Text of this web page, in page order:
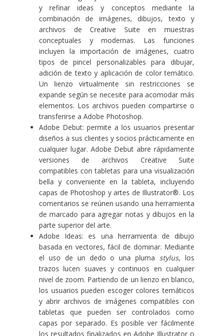
y refinar ideas y conceptos mediante la
combinación de imágenes, dibujos, texto y
archivos de Creative Suite en muestras
conceptuales y modernas. Las funciones
incluyen la importación de imágenes, cuatro
tipos de pincel personalizables para dibujar,
adición de texto y aplicación de color temático.
Un lienzo virtualmente sin restricciones se
expande según se necesite para acomodar más
elementos. Los archivos pueden compartirse o
transferirse a Adobe Photoshop.
Adobe Debut: permite a los usuarios presentar
diseños a sus clientes y socios prácticamente en
cualquier lugar. Adobe Debut abre rápidamente
versiones de archivos Creative Suite
compatibles con tabletas para una visualización
bella y conveniente en la tableta, incluyendo
capas de Photoshop y artes de Illustrator®. Los
comentarios se reúnen usando una herramienta
de marcado para agregar notas y dibujos en la
parte superior del arte.
Adobe Ideas: es una herramienta de dibujo
basada en vectores, fácil de dominar. Mediante
el uso de un dedo o una pluma stylus, los
trazos lucen suaves y continuos en cualquier
nivel de zoom. Partiendo de un lienzo en blanco,
los usuarios pueden escoger colores temáticos
y abrir archivos de imágenes compatibles con
tabletas que pueden ser controlados como
capas por separado. Es posible ver fácilmente
los resultados finalizados en Adobe Illustrator o